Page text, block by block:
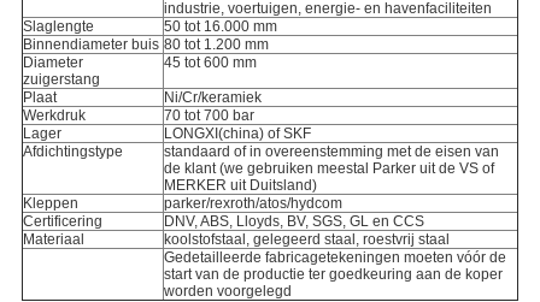
industrie, voertuigen, energie- en havenfaciliteiten
Slaglengte
50 tot 16.000 mm
Binnendiameter buis 80 tot 1.200 mm
Diameter
zuigerstang
45 tot 600 mm
Plaat
Ni/Cr/keramiek
Werkdruk
70 tot 700 bar
Lager
LONGXI(china) of SKF
Afdichtingstype
standaard of in overeenstemming met de eisen van
de klant (we gebruiken meestal Parker uit de VS of
MERKER uit Duitsland)
Kleppen
parker/rexroth/atos/hydcom
Certificering
DNV, ABS, Lloyds, BV, SGS, GL en CCS
Materiaal
koolstofstaal, gelegeerd staal, roestvrij staal
Gedetailleerde fabricagetekeningen moeten vóór de
start van de productie ter goedkeuring aan de koper
worden voorgelegd